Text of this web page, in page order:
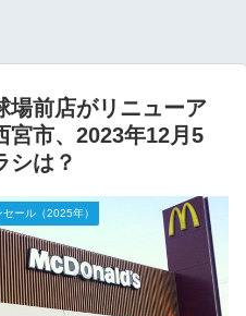
場前店がリニューア
宮市、2023年12月5
シは？
ール（2025年）